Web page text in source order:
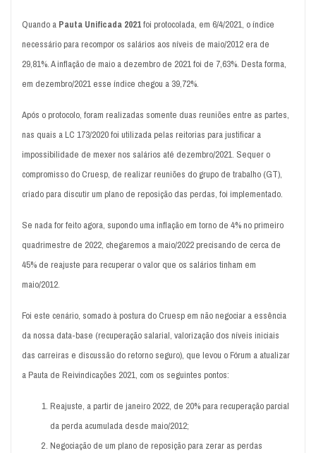
Quando a Pauta Unificada 2021foi protocolada, em 6/4/2021, o índice
necessário para recompor os salários aos níveis de maio/2012 era de
29,81%. A inflação de maio a dezembro de 2021 foi de 7,63%. Desta forma,
em dezembro/2021 esse índice chegou a 39,72%.
Após o protocolo, foram realizadas somente duas reuniões entre as partes,
nas quais a LC 173/2020 foi utilizada pelas reitorias para justificar a
impossibilidade de mexer nos salários até dezembro/2021. Sequer o
compromisso do Cruesp, de realizar reuniões do grupo de trabalho (GT),
criado para discutir um plano de reposição das perdas, foi implementado.
Se nada for feito agora, supondo uma inflação em torno de 4% no primeiro
quadrimestre de 2022, chegaremos a maio/2022 precisando de cerca de
45% de reajuste para recuperar o valor que os salários tinham em
maio/2012.
Foi este cenário, somado à postura do Cruesp em não negociar a essência
da nossa data-base (recuperação salarial, valorização dos níveis iniciais
das carreiras e discussão do retorno seguro), que levou o Fórum a atualizar
a Pauta de Reivindicações 2021, com os seguintes pontos:
Reajuste, a partir de janeiro 2022, de 20% para recuperação parcial
da perda acumulada desde maio/2012;
Negociação de um plano de reposição para zerar as perdas